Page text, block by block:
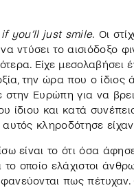
you’ll just smile. Οι
ντύσει το αισιόδοξο
Είχε μεσολαβήσει
την ώρα που ο
στην Ευρώπη για να
ίδιου και κατά
κληροδότησε είχαν
είναι το ότι όσα
οποίο ελάχιστοι
πως